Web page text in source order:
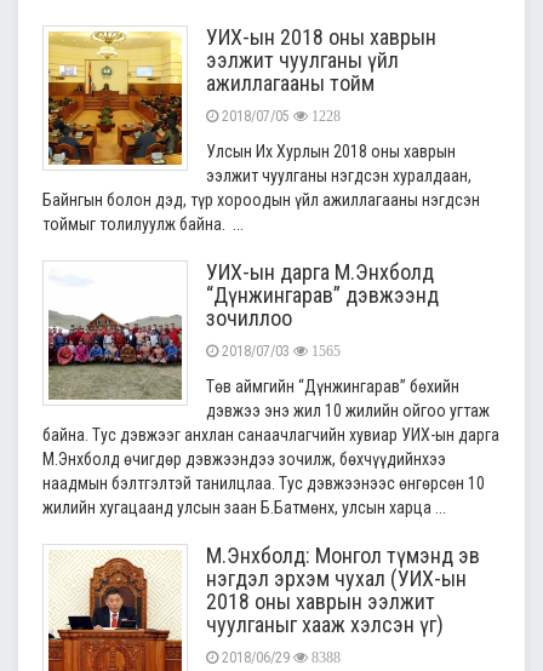
УИХ-ын 2018 оны хаврын
ээлжит чуулганы үйл
ажиллагааны тойм
2018/07/05 1228
Улсын Их Хурлын 2018 оны хаврын
ээлжит чуулганы нэгдсэн хуралдаан,
Байнгын болон дэд, түр хороодын үйл ажиллагааны нэгдсэн
тоймыг толилуулж байна. ...
УИХ-ын дарга М.Энхболд
“Дүнжингарав” дэвжээнд
зочиллоо
2018/07/03 1565
Төв аймгийн “Дүнжингарав” бөхийн
дэвжээ энэ жил 10 жилийн ойгоо угтаж
байна. Тус дэвжээг анхлан санаачлагчийн хувиар УИХ-ын дарга
М.Энхболд өчигдөр дэвжээндээ зочилж, бөхчүүдийнхээ
наадмын бэлтгэлтэй танилцлаа. Тус дэвжээнээс өнгөрсөн 10
жилийн хугацаанд улсын заан Б.Батмөнх, улсын харца ...
М.Энхболд: Монгол түмэнд эв
нэгдэл эрхэм чухал (УИХ-ын
2018 оны хаврын ээлжит
чуулганыг хааж хэлсэн үг)
2018/06/29 8388